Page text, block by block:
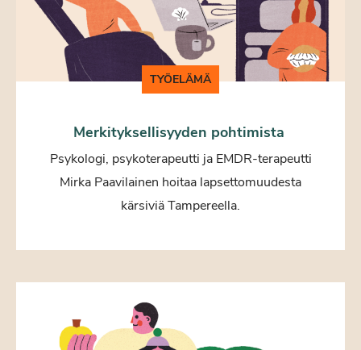
TYÖELÄMÄ
Merkityksellisyyden pohtimista
Psykologi, psykoterapeutti ja EMDR-terapeutti
Mirka Paavilainen hoitaa lapsettomuudesta
kärsiviä Tampereella.